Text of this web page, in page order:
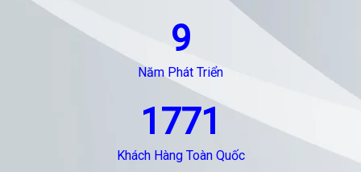
9
Năm Phát Triển
1771
Khách Hàng Toàn Quốc